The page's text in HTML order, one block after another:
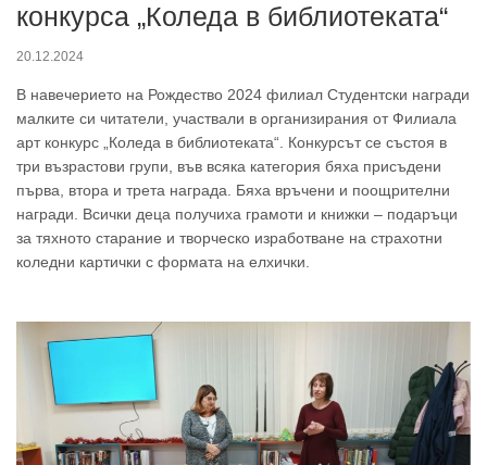
конкурса „Коледа в библиотеката“
20.12.2024
В навечерието на Рождество 2024 филиал Студентски награди
малките си читатели, участвали в организирания от Филиала
арт конкурс „Коледа в библиотеката“. Конкурсът се състоя в
три възрастови групи, във всяка категория бяха присъдени
първа, втора и трета награда. Бяха връчени и поощрителни
награди. Всички деца получиха грамоти и книжки – подаръци
за тяхното старание и творческо изработване на страхотни
коледни картички с формата на елхички.